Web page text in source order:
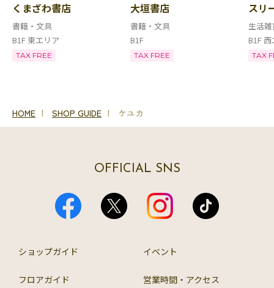
くまざわ書店
書籍・文具
B1F 東エリア
TAX FREE
大垣書店
書籍・文具
B1F
TAX FREE
スリ
生活
B1F
TAX
HOME SHOP GUIDE ケユカ
OFFICIAL SNS
ショップガイド イベント
フロアガイド 営業時間・アクセス